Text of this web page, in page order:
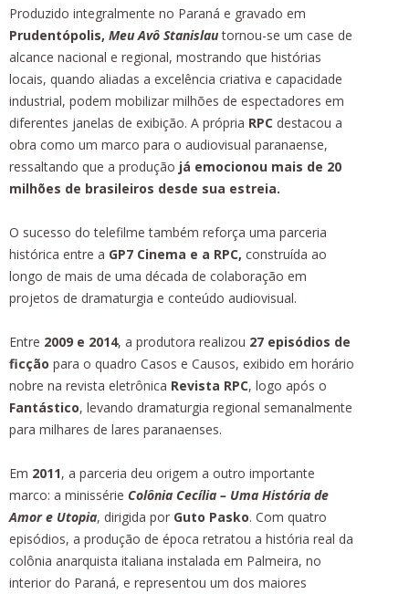
Produzido integralmente no Paraná e gravado em
Prudentópolis, Meu Avô Stanislautornou-se um case de
alcance nacional e regional, mostrando que histórias
locais, quando aliadas a excelência criativa e capacidade
industrial, podem mobilizar milhões de espectadores em
diferentes janelas de exibição. A própria RPC destacou a
obra como um marco para o audiovisual paranaense,
ressaltando que a produção já emocionou mais de 20
milhões de brasileiros desde sua estreia.
O sucesso do telefilme também reforça uma parceria
histórica entre a GP7 Cinema e a RPC, construída ao
longo de mais de uma década de colaboração em
projetos de dramaturgia e conteúdo audiovisual.
Entre 2009 e 2014, a produtora realizou 27 episódios de
ficção para o quadro Casos e Causos, exibido em horário
nobre na revista eletrônica Revista RPC, logo após o
Fantástico, levando dramaturgia regional semanalmente
para milhares de lares paranaenses.
Em 2011, a parceria deu origem a outro importante
marco: a minissérie Colônia Cecília – Uma História de
Amor e Utopia, dirigida por Guto Pasko. Com quatro
episódios, a produção de época retratou a história real da
colônia anarquista italiana instalada em Palmeira, no
interior do Paraná, e representou um dos maiores